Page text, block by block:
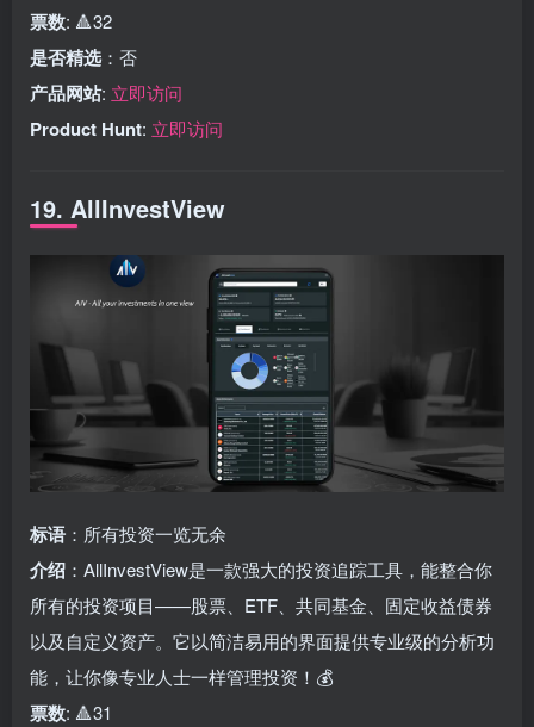
票数: 🔺32
是否精选 ：否
产品网站: 立即访问
Product Hunt: 立即访问
19. AllInvestView
标语 ：所有投资一览无余
介绍 ：AllInvestView是一款强大的投资追踪工具，能整合你
所有的投资项目——股票、ETF、共同基金、固定收益债券
以及自定义资产。它以简洁易用的界面提供专业级的分析功
能，让你像专业人士一样管理投资！💰
票数: 🔺31